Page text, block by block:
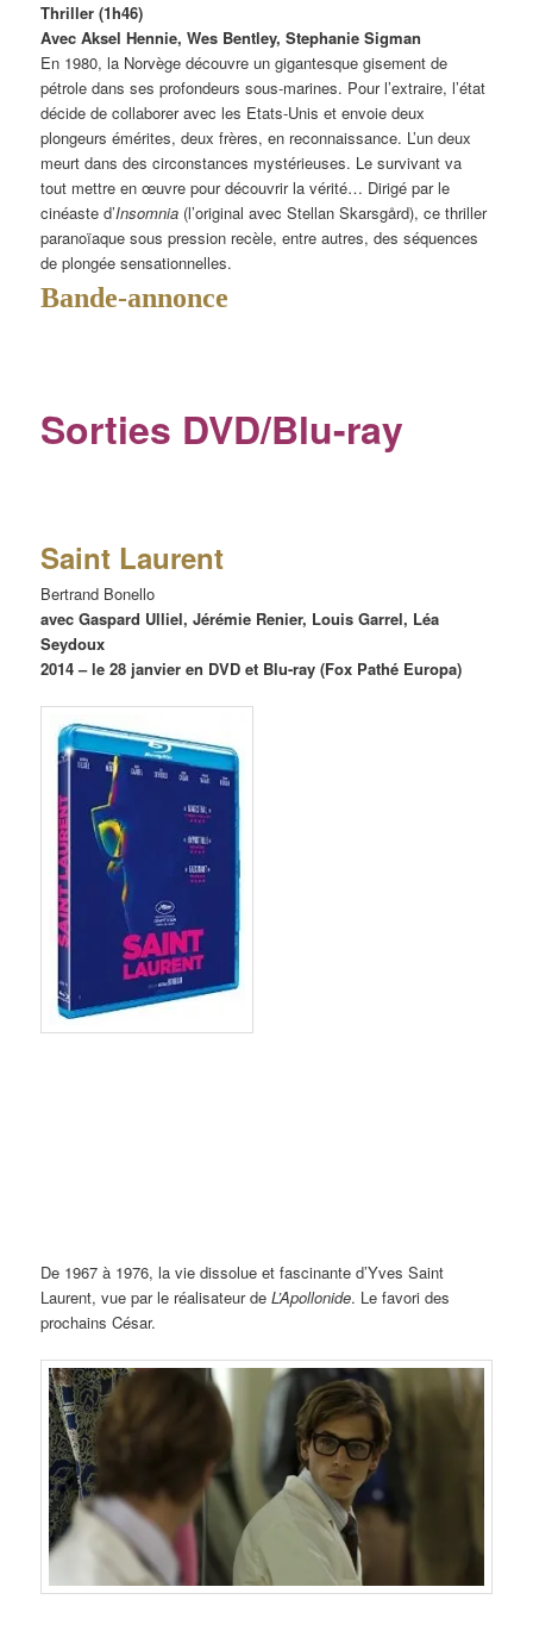
Thriller (1h46)
Avec Aksel Hennie, Wes Bentley, Stephanie Sigman
En 1980, la Norvège découvre un gigantesque gisement de
pétrole dans ses profondeurs sous-marines. Pour l’extraire, l’état
décide de collaborer avec les Etats-Unis et envoie deux
plongeurs émérites, deux frères, en reconnaissance. L’un deux
meurt dans des circonstances mystérieuses. Le survivant va
tout mettre en œuvre pour découvrir la vérité… Dirigé par le
cinéaste d’Insomnia (l’original avec Stellan Skarsgård), ce thriller
paranoïaque sous pression recèle, entre autres, des séquences
de plongée sensationnelles.
Bande-annonce
Sorties DVD/Blu-ray
Saint Laurent
Bertrand Bonello
avec Gaspard Ulliel, Jérémie Renier, Louis Garrel, Léa
Seydoux
2014 – le 28 janvier en DVD et Blu-ray (Fox Pathé Europa)
De 1967 à 1976, la vie dissolue et fascinante d’Yves Saint
Laurent, vue par le réalisateur deL’Apollonide. Le favori des
prochains César.